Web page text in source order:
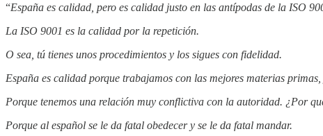
“España es calidad, pero es calidad justo en las antípodas de la ISO
La ISO 9001 es la calidad por la repetición.
O sea, tú tienes unos procedimientos y los sigues con fidelidad.
España es calidad porque trabajamos con las mejores materias
Porque tenemos una relación muy conflictiva con la autoridad. ¿Por
Porque al español se le da fatal obedecer y se le da fatal mandar.